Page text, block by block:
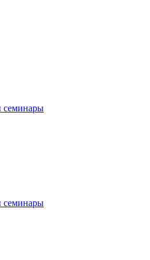
семинары
семинары